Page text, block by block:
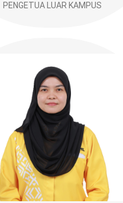
PENGETUA LUAR KAMPUS
SITI NADIYA AHMAD
sitinadiya@usim.edu.my
06- 7986114